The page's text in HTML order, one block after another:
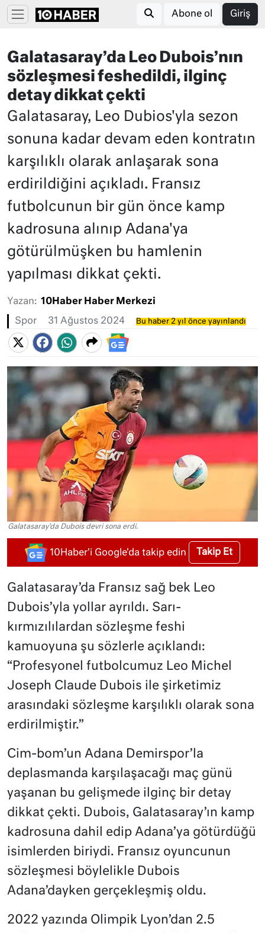
Abone ol Giriş
Galatasaray’da Leo Dubois’nın
sözleşmesi feshedildi, ilginç
detay dikkat çekti
Galatasaray, Leo Dubios'yla sezon
sonuna kadar devam eden kontratın
karşılıklı olarak anlaşarak sona
erdirildiğini açıkladı. Fransız
futbolcunun bir gün önce kamp
kadrosuna alınıp Adana'ya
götürülmüşken bu hamlenin
yapılması dikkat çekti.
Yazan: 10Haber Haber Merkezi
Spor 31 Ağustos 2024 Bu haber 2 yıl önce yayınlandı
Galatasaray'da Dubois devri sona erdi.
10Haber'i Google'da takip edin Takip Et
Galatasaray’da Fransız sağ bek Leo
Dubois’yla yollar ayrıldı. Sarı-
kırmızılılardan sözleşme feshi
kamuoyuna şu sözlerle açıklandı:
“Profesyonel futbolcumuz Leo Michel
Joseph Claude Dubois ile şirketimiz
arasındaki sözleşme karşılıklı olarak sona
erdirilmiştir.”
Cim-bom’un Adana Demirspor’la
deplasmanda karşılaşacağı maç günü
yaşanan bu gelişmede ilginç bir detay
dikkat çekti. Dubois, Galatasaray’ın kamp
kadrosuna dahil edip Adana’ya götürdüğü
isimlerden biriydi. Fransız oyuncunun
sözleşmesi böylelikle Dubois
Adana’dayken gerçekleşmiş oldu.
2022 yazında Olimpik Lyon’dan 2.5